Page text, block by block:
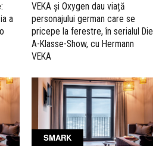
a
VEKA și Oxygen dau viață
personajului german care se
pricepe la ferestre, în serialul Die
A-Klasse-Show, cu Hermann
VEKA
SMARK